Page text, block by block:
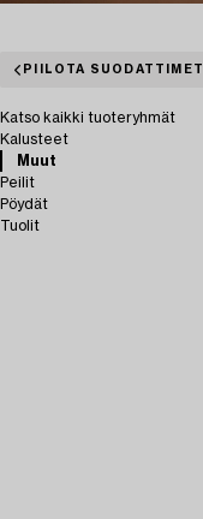
PIILOTA SUODATTIMET
Katso kaikki tuoteryhmät
Kalusteet
Muut
Peilit
Pöydät
Tuolit